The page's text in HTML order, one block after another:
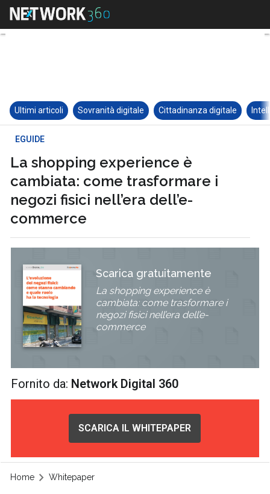
Ultimi articoli Sovranità digitale Cittadinanza digitale
EGUIDE
La shopping experience è
cambiata: come trasformare i
negozi fisici nell’era dell’e-
commerce
Scarica gratuitamente
La shopping experience è
cambiata: come trasformare i
negozi fisici nell’era dell’e-
commerce
Fornito da: Network Digital 360
SCARICA IL WHITEPAPER
Home Whitepaper